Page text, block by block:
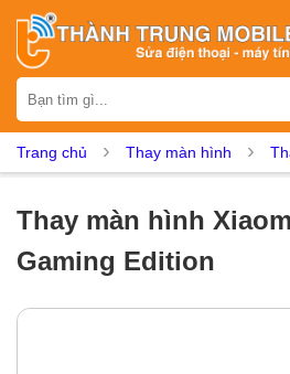
iPhone Samsung
Vsmart
Thay loa Thay kính lưng
Trang chủ Thay màn hình
Thay màn hình
Gaming Edition